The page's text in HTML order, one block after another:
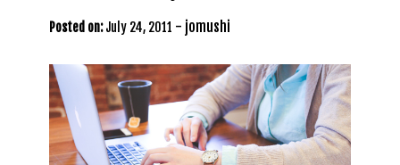
Posted on: July 24, 2011 - jomushi